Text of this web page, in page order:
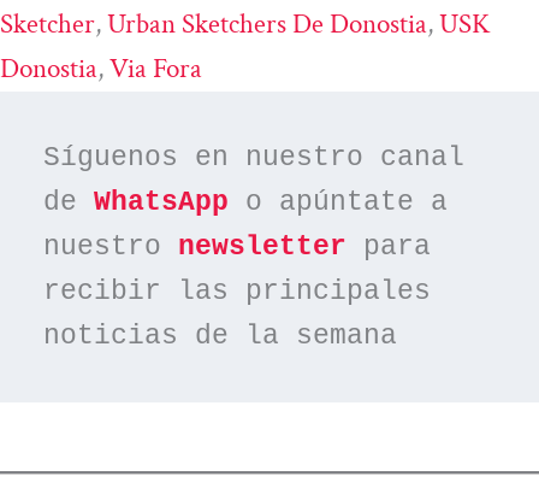
Sketcher, Urban Sketchers De Donostia, USK
Donostia, Via Fora
Síguenos en nuestro canal
de WhatsApp o apúntate a
nuestro newsletter para
recibir las principales
noticias de la semana